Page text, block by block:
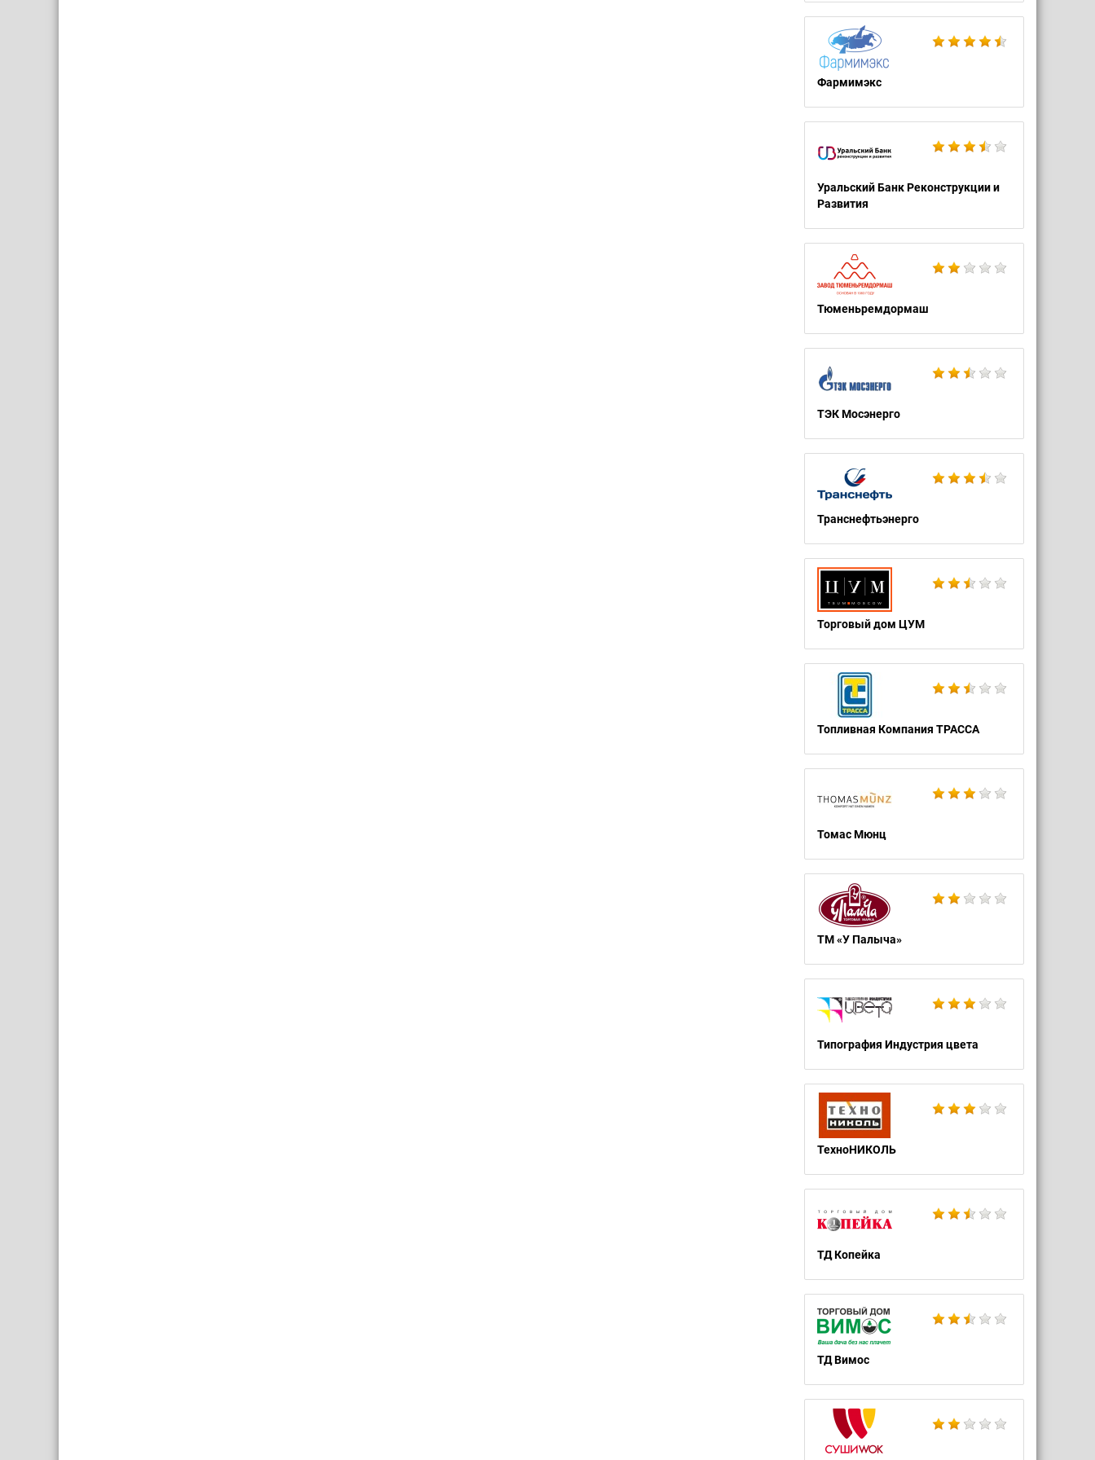
Фармимэкс
Уральский Банк Реконструкции и
Развития
Тюменьремдормаш
ТЭК Мосэнерго
Транснефтьэнерго
Торговый дом ЦУМ
Топливная Компания ТРАССА
Томас Мюнц
ТМ «У Палыча»
Типография Индустрия цвета
ТехноНИКОЛЬ
ТД Копейка
ТД Вимос